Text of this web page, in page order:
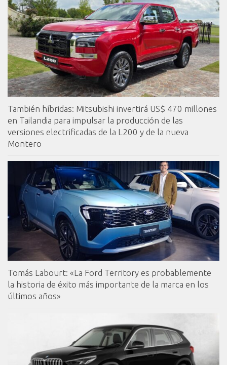
También híbridas: Mitsubishi invertirá US$ 470 millones
en Tailandia para impulsar la producción de las
versiones electrificadas de la L200 y de la nueva
Montero
Tomás Labourt: «La Ford Territory es probablemente
la historia de éxito más importante de la marca en los
últimos años»